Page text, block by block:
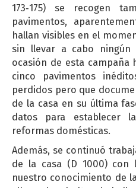
173‐175) se recogen
pavimentos,
hallan visibles en el
sin llevar a cabo ningún
ocasión de esta campaña
cinco pavimentos
perdidos pero que
de la casa en su última
datos para establecer
reformas domésticas.
Además, se continuó
de la casa (D 1000) con
nuestro conocimiento de